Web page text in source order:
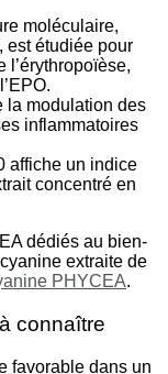
moléculaire,
est étudiée pour
l’érythropoïèse,
la modulation des
inflammatoires
affiche un indice
concentré en
dédiés au bien-
extraite de
PHYCEA.
connaître
favorable dans un